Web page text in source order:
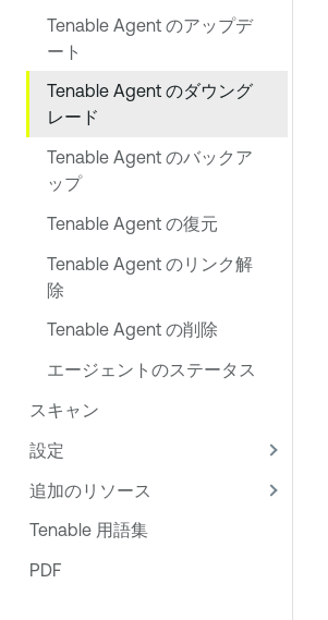
Tenable Agent のアップデ
ート
Tenable Agent のダウング
レード
Tenable Agent のバックア
ップ
Tenable Agent の復元
Tenable Agent のリンク解
除
Tenable Agent の削除
エージェントのステータス
スキャン
設定
追加のリソース
Tenable 用語集
PDF